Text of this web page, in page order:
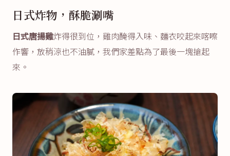
日式炸物，酥脆涮嘴
日式唐揚雞炸得很到位，雞肉醃得入味、麵衣咬起來喀嚓
作響，放稍涼也不油膩，我們家差點為了最後一塊搶起
來。